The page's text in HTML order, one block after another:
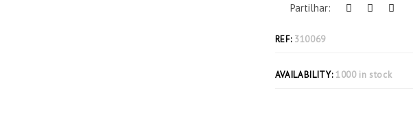
Partilhar:
REF: 310069
AVAILABILITY: 1000 in stock